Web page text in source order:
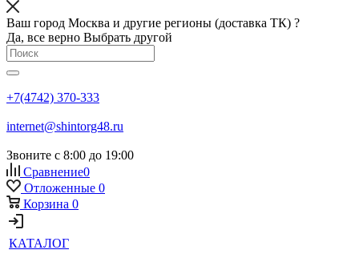
Ваш город Москва и другие регионы (доставка ТК) ?
Да, все верно Выбрать другой
+7(4742) 370-333
internet@shintorg48.ru
Звоните с 8:00 до 19:00
Сравнение0
Отложенные 0
Корзина 0
КАТАЛОГ